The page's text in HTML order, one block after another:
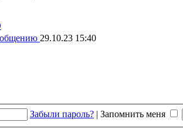
29.10.23 15:40
Забыли пароль? | Запомнить меня